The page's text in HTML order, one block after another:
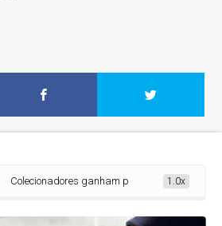
Colecionadores ganham ponto de encontro
1.0x